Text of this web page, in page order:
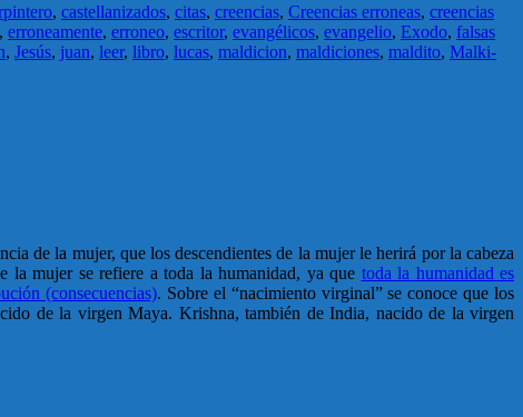
, castellanizados, citas, creencias, Creencias erroneas, creencias
, erroneamente, erroneo, escritor, evangélicos, evangelio, Exodo, falsas
, Jesús, juan, leer, libro, lucas, maldicion, maldiciones, maldito, Malki-
de la mujer, que los descendientes de la mujer le herirá por la cabeza
la mujer se refiere a toda la humanidad, ya que toda la humanidad es
(consecuencias). Sobre el “nacimiento virginal” se conoce que los
de la virgen Maya. Krishna, también de India, nacido de la virgen